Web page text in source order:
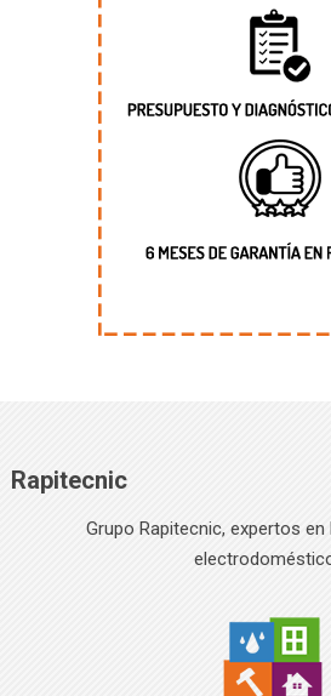
Rapitecnic
Grupo Rapitecnic, expertos en